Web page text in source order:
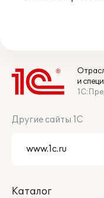
и
Другие сайты 1С
Каталог